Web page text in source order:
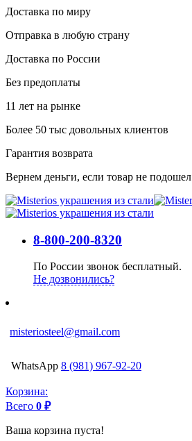
Доставка по миру
Отправка в любую страну
Доставка по России
Без предоплаты
11 лет на рынке
Более 50 тыс довольных клиентов
Гарантия возврата
Вернем деньги, если товар не подошел
8-800-200-8320
По России звонок бесплатный.
Не дозвонились?
misteriosteel@gmail.com
WhatsApp 8 (981) 967-92-20
Корзина:
Всего 0 ₽
Ваша корзина пуста!